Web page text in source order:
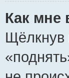
Как мне
Щёлкнув